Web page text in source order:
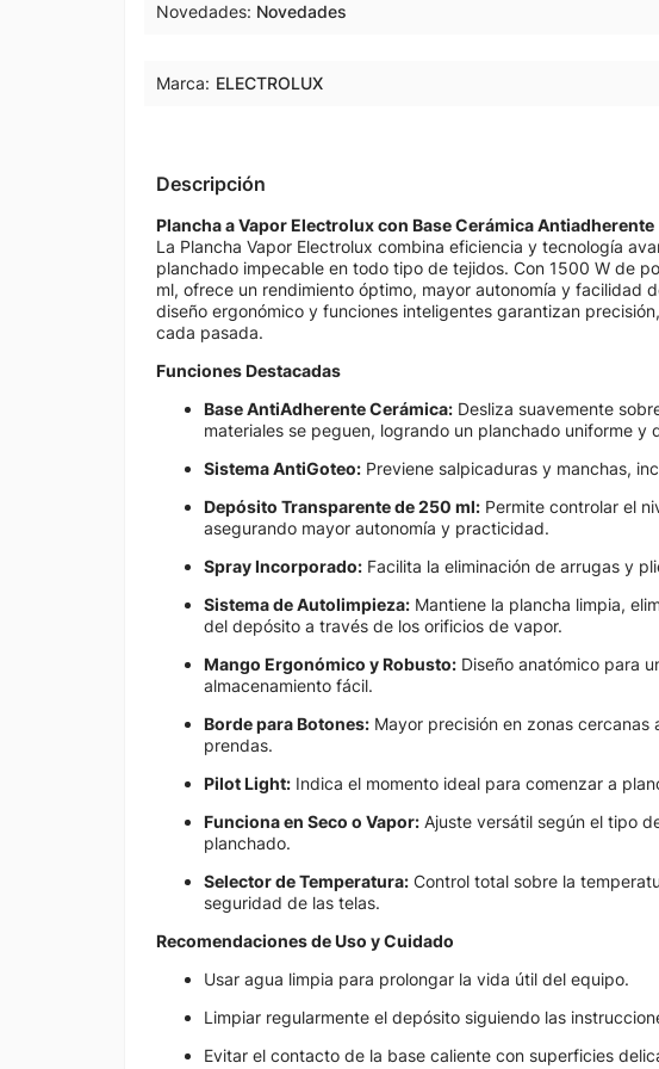
Novedades Novedades
Marca: ELECTROLUX
Descripción
Plancha a Vapor Electrolux con Base Cerámica Antiadherente
La Plancha Vapor Electrolux combina eficiencia y tecnología
planchado impecable en todo tipo de tejidos. Con 1500 W de
ml, ofrece un rendimiento óptimo, mayor autonomía y facilidad
diseño ergonómico y funciones inteligentes garantizan
cada pasada.
Funciones Destacadas
Base AntiAdherente Cerámica: Desliza suavemente
materiales se peguen, logrando un planchado uniforme y
Sistema AntiGoteo: Previene salpicaduras y manchas,
Depósito Transparente de 250 ml: Permite controlar el
asegurando mayor autonomía y practicidad.
Spray Incorporado: Facilita la eliminación de arrugas y
Sistema de Autolimpieza: Mantiene la plancha limpia,
del depósito a través de los orificios de vapor.
Mango Ergonómico y Robusto: Diseño anatómico para
almacenamiento fácil.
Borde para Botones: Mayor precisión en zonas cercanas
prendas.
Pilot Light: Indica el momento ideal para comenzar a
Funciona en Seco o Vapor: Ajuste versátil según el tipo
planchado.
Selector de Temperatura: Control total sobre la
seguridad de las telas.
Recomendaciones de Uso y Cuidado
Usar agua limpia para prolongar la vida útil del equipo.
Limpiar regularmente el depósito siguiendo las
Evitar el contacto de la base caliente con superficies